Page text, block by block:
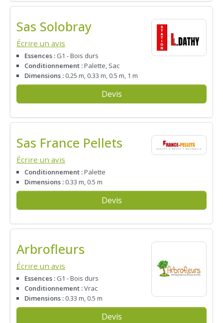
Sas Solobray
Écrire un avis
Essences : G1 - Bois durs
Conditionnement :Palette, Sac
Dimensions : 0.25 m, 0.33 m, 0.5 m, 1 m
Devis
Sas France Pellets
Écrire un avis
Conditionnement :Palette
Dimensions : 0.33 m, 0.5 m
Devis
Arbrofleurs
Écrire un avis
Essences : G1 - Bois durs
Conditionnement :Vrac
Dimensions : 0.33 m, 0.5 m
Devis